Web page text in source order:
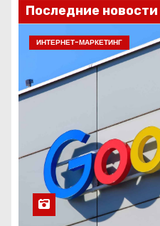
Последние новости
ИНТЕРНЕТ-МАРКЕТИНГ